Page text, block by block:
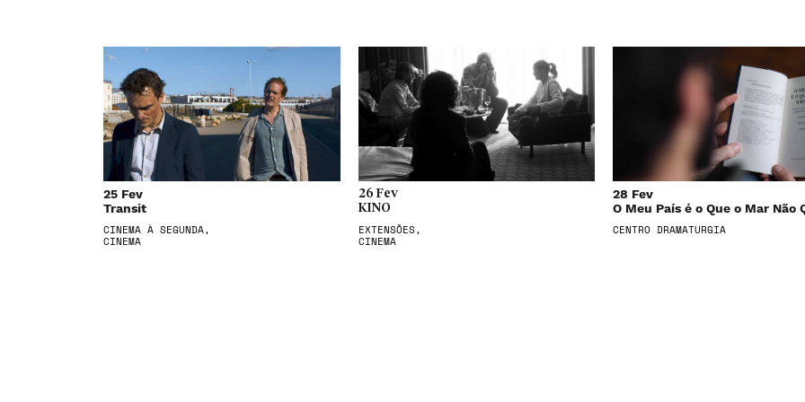
25 Fev
Transit
CINEMA À SEGUNDA,
CINEMA
26 Fev
KINO
EXTENSÕES,
CINEMA
28 Fev
O Meu País é o Que o Mar Não
CENTRO DRAMATURGIA